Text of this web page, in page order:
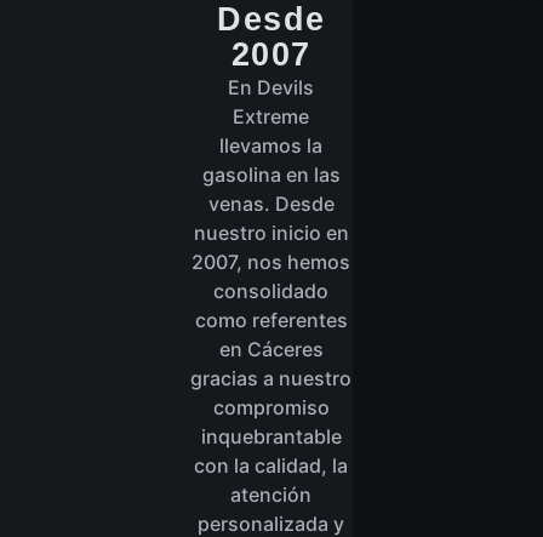
Desde
2007
En Devils
Extreme
llevamos la
gasolina en las
venas. Desde
nuestro inicio en
2007, nos hemos
consolidado
como referentes
en Cáceres
gracias a nuestro
compromiso
inquebrantable
con la calidad, la
atención
personalizada y